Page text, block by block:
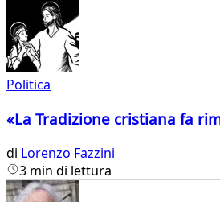
Politica
«La Tradizione cristiana fa
di Lorenzo Fazzini
3 min di lettura